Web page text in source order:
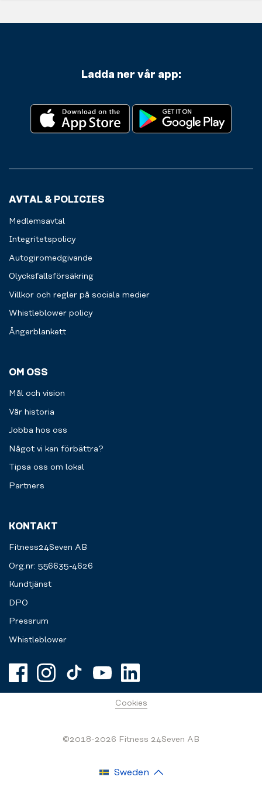
Ladda ner vår app:
AVTAL & POLICIES
Medlemsavtal
Integritetspolicy
Autogiromedgivande
Olycksfallsförsäkring
Villkor och regler på sociala medier
Whistleblower policy
Ångerblankett
OM OSS
Mål och vision
Vår historia
Jobba hos oss
Något vi kan förbättra?
Tipsa oss om lokal
Partners
KONTAKT
Fitness24Seven AB
Org.nr: 556635-4626
Kundtjänst
DPO
Pressrum
Whistleblower
Cookies
©2018-2026 Fitness 24Seven AB
Sweden